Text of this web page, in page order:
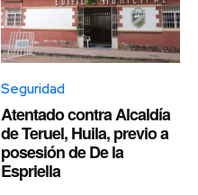
Seguridad
Atentado contra Alcaldía
de Teruel, Huila, previo a
posesión de De la
Espriella